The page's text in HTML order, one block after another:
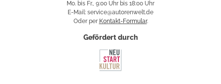
Mo. bis Fr., 9:00 Uhr bis 18:00 Uhr
E-Mail: service@autorenwelt.de
Oder per Kontakt-Formular.
Gefördert durch